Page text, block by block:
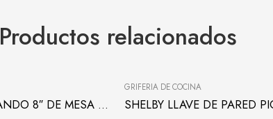
Productos relacionados
ECONOVO BIMANDO 8″ DE MESA PARA COCINA
GRIFERÍA DE COCINA